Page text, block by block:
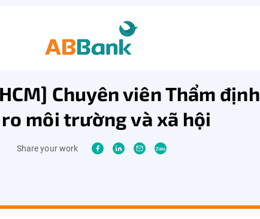
Chuyên viên Thẩm định
môi trường và xã hội
Share your work